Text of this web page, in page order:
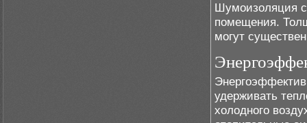
Шумоизоляция
помещения.
могут
удерживать
холодного